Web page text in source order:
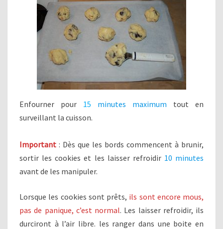
Enfourner pour 15 minutes maximum tout en
surveillant la cuisson.
Important : Dès que les bords commencent à brunir,
sortir les cookies et les laisser refroidir 10 minutes
avant de les manipuler.
Lorsque les cookies sont prêts, ils sont encore mous,
pas de panique, c’est normal. Les laisser refroidir, ils
durciront à l’air libre. les ranger dans une boite en